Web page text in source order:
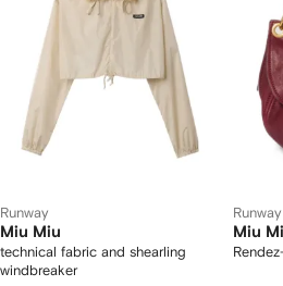
Runway
Miu Miu
technical fabric and shearling
windbreaker
Runway
Miu